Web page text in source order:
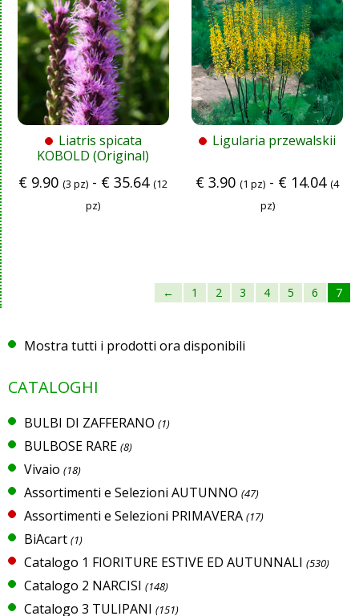
Liatris spicata
KOBOLD (Original)
€ 9.90 (3 pz) - € 35.64 (12
pz)
Ligularia przewalskii
€ 3.90 (1 pz) - € 14.04 (4
pz)
← 1 2 3 4 5 6 7
Mostra tutti i prodotti ora disponibili
CATALOGHI
BULBI DI ZAFFERANO (1)
BULBOSE RARE (8)
Vivaio (18)
Assortimenti e Selezioni AUTUNNO (47)
Assortimenti e Selezioni PRIMAVERA (17)
BiAcart (1)
Catalogo 1 FIORITURE ESTIVE ED AUTUNNALI (530)
Catalogo 2 NARCISI (148)
Catalogo 3 TULIPANI (151)